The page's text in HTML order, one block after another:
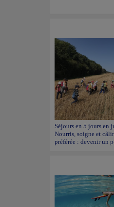
Séjours en 5 jours en
Nourris, soigne et
préférée : devenir un